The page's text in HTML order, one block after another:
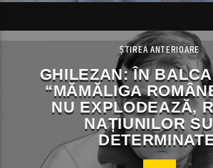
ȘTIREA ANTERIOARE
GHILEZAN: ÎN
“MĂMĂLIGA
NU EXPLODEAZĂ,
NAȚIUNILOR